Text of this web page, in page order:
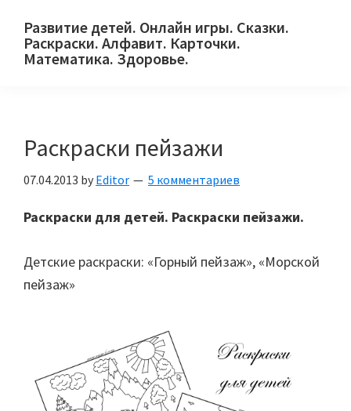
primary
main
primary
Развитие детей. Онлайн игры. Сказки.
Раскраски. Алфавит. Карточки.
Математика. Здоровье.
и
родителей.
Раскраски пейзажи
07.04.2013 by Editor 5 комментариев
Раскраски для детей. Раскраски пейзажи.
Детские раскраски: «Горный пейзаж», «Морской
пейзаж»